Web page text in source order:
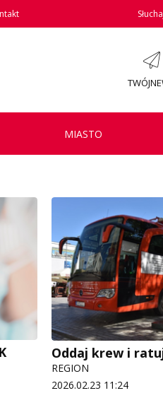
MIASTO
Oddaj krew i
REGION
2026.02.23 11:24